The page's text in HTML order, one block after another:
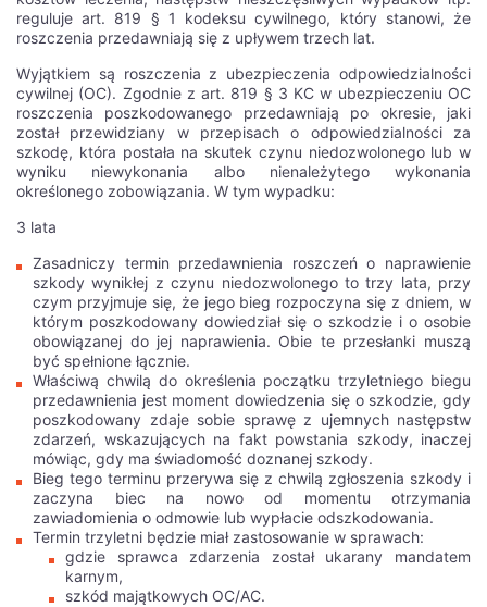
reguluje art. 819 § 1 kodeksu cywilnego, który stanowi, że
roszczenia przedawniają się z upływem trzech lat.
Wyjątkiem są roszczenia z ubezpieczenia odpowiedzialności
cywilnej (OC). Zgodnie z art. 819 § 3 KC w ubezpieczeniu OC
roszczenia poszkodowanego przedawniają po okresie, jaki
został przewidziany w przepisach o odpowiedzialności za
szkodę, która postała na skutek czynu niedozwolonego lub w
wyniku niewykonania albo nienależytego wykonania
określonego zobowiązania. W tym wypadku:
3 lata
Zasadniczy termin przedawnienia roszczeń o naprawienie
szkody wynikłej z czynu niedozwolonego to trzy lata, przy
czym przyjmuje się, że jego bieg rozpoczyna się z dniem, w
którym poszkodowany dowiedział się o szkodzie i o osobie
obowiązanej do jej naprawienia. Obie te przesłanki muszą
być spełnione łącznie.
Właściwą chwilą do określenia początku trzyletniego biegu
przedawnienia jest moment dowiedzenia się o szkodzie, gdy
poszkodowany zdaje sobie sprawę z ujemnych następstw
zdarzeń, wskazujących na fakt powstania szkody, inaczej
mówiąc, gdy ma świadomość doznanej szkody.
Bieg tego terminu przerywa się z chwilą zgłoszenia szkody i
zaczyna biec na nowo od momentu otrzymania
zawiadomienia o odmowie lub wypłacie odszkodowania.
Termin trzyletni będzie miał zastosowanie w sprawach:
gdzie sprawca zdarzenia został ukarany mandatem
karnym,
szkód majątkowych OC/AC.